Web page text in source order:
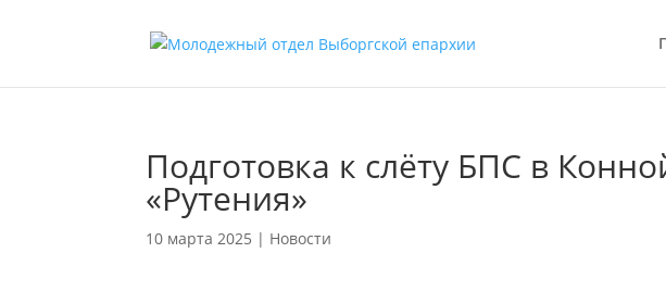
Подготовка к слёту БПС в
«Рутения»
10 марта 2025 | Новости